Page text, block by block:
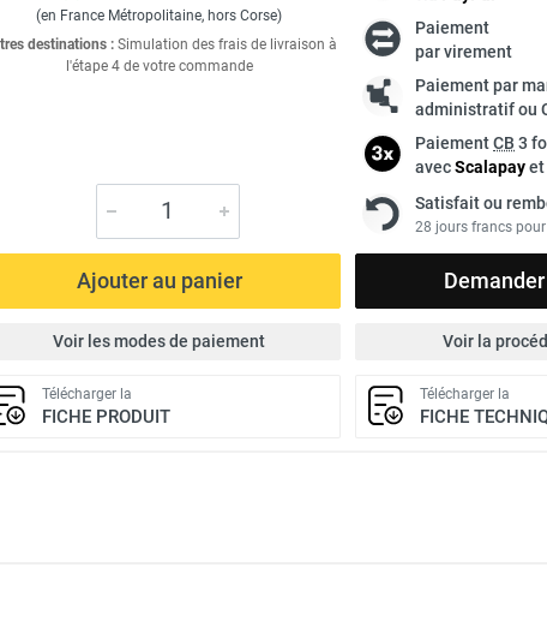
(en France Métropolitaine, hors Corse)
destinations :Simulation des frais de livraison à
l'étape 4 de votre commande
Paiement
par virement
Paiement par
administratif ou
PaiementCB 3
avecScalapayet
Satisfait ou
28 jours francs
Ajouter au panier
Voir les modes de paiement Voir la
Télécharger la
FICHE PRODUIT
Télécharger la
FICHE